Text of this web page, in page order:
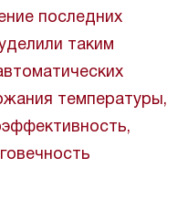
последних
таким
температуры,